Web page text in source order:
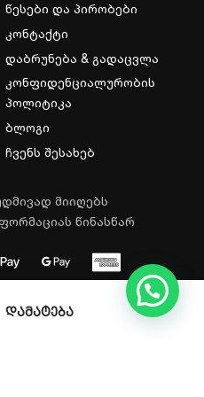
წესები და პირობები
კონტაქტი
დაბრუნება & გადაცვლა
კონფიდენციალურობის
პოლიტიკა
ბლოგი
ჩვენს შესახებ
მიიღებს
წინასწარ
reserved.
დამატება